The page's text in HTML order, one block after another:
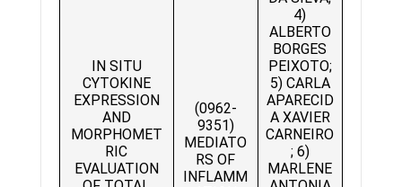
IN SITU
CYTOKINE
EXPRESSION
AND
MORPHOMET
RIC
EVALUATION
(0962-
9351)
MEDIATO
RS OF
INFLAMM
4)
ALBERTO
BORGES
PEIXOTO;
5) CARLA
APARECID
A XAVIER
CARNEIRO
; 6)
MARLENE